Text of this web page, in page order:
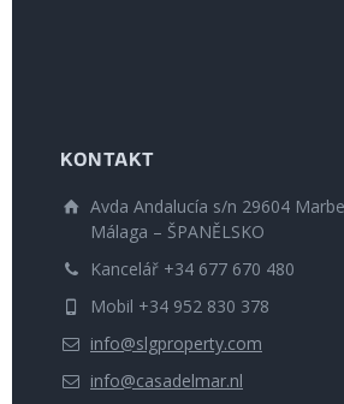
KONTAKT
Avda Andalucía s/n 29604
Málaga – ŠPANĚLSKO
Kancelář +34 677 670 480
Mobil +34 952 830 378
info@slgproperty.com
info@casadelmar.nl